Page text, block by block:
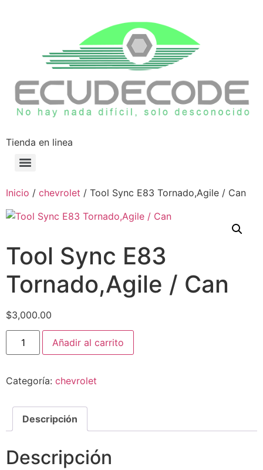
Tienda en linea
Inicio / chevrolet / Tool Sync E83 Tornado,Agile / Can
Tool Sync E83
Tornado,Agile / Can
$3,000.00
Añadir al carrito
Categoría: chevrolet
Descripción
Descripción